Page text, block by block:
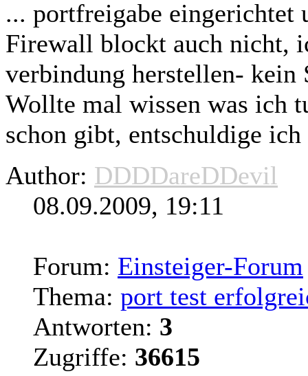
... portfreigabe eingerichtet
Firewall blockt auch nicht,
verbindung herstellen- kein
Wollte mal wissen was ich
schon gibt, entschuldige
Author: DDDDareDDevil
08.09.2009, 19:11
Forum: Einsteiger-Forum
Thema: port test
Antworten: 3
Zugriffe: 36615